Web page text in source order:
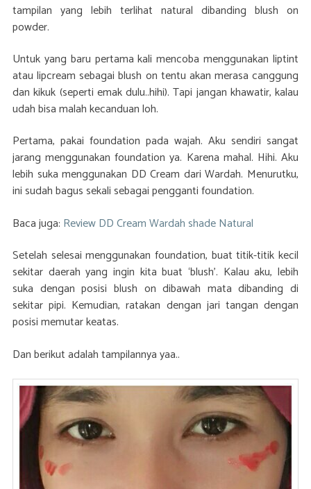
tampilan yang lebih terlihat natural dibanding blush on
powder.
Untuk yang baru pertama kali mencoba menggunakan liptint
atau lipcream sebagai blush on tentu akan merasa canggung
dan kikuk (seperti emak dulu..hihi). Tapi jangan khawatir, kalau
udah bisa malah kecanduan loh.
Pertama, pakai foundation pada wajah. Aku sendiri sangat
jarang menggunakan foundation ya. Karena mahal. Hihi. Aku
lebih suka menggunakan DD Cream dari Wardah. Menurutku,
ini sudah bagus sekali sebagai pengganti foundation.
Baca juga: Review DD Cream Wardah shade Natural
Setelah selesai menggunakan foundation, buat titik-titik kecil
sekitar daerah yang ingin kita buat ‘blush’. Kalau aku, lebih
suka dengan posisi blush on dibawah mata dibanding di
sekitar pipi. Kemudian, ratakan dengan jari tangan dengan
posisi memutar keatas.
Dan berikut adalah tampilannya yaa..